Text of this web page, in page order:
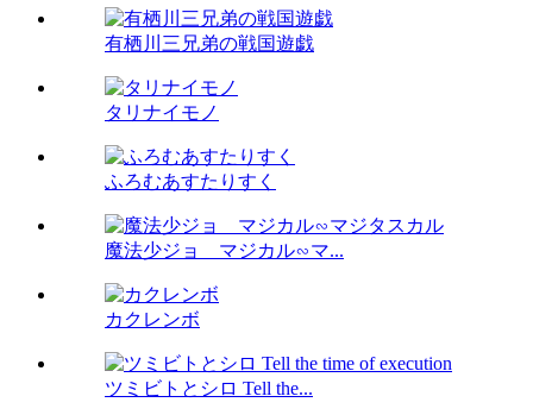
有栖川三兄弟の戦国遊戯
タリナイモノ
ふろむあすたりすく
魔法少ジョ マジカル∽マ...
カクレンボ
ツミビトとシロ Tell the...